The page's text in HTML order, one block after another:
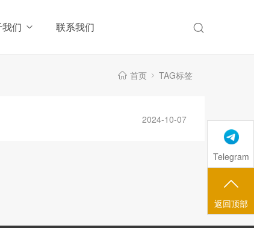
们 联系我们
首页 TAG标签
2024-10-07
Telegram
返回顶部